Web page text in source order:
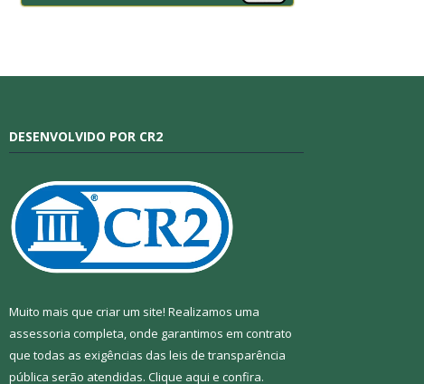
DESENVOLVIDO POR CR2
Muito mais que criar um site! Realizamos uma
assessoria completa, onde garantimos em contrato
que todas as exigências das leis de transparência
pública serão atendidas. Clique aqui e confira.